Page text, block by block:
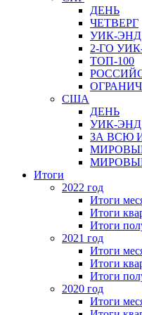
ДЕНЬ
ЧЕТВЕРГ
УИК-ЭНД
2-ГО
ТОП-100
США
ДЕНЬ
УИК-ЭНД
ЗА ВСЮ
Итоги
2022 год
Итоги
Итоги
Итоги
2021 год
Итоги
Итоги
Итоги
2020 год
Итоги